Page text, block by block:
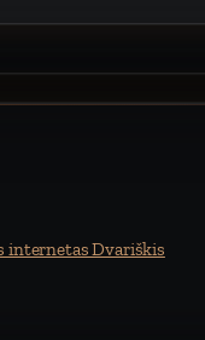
internetas Dvariškis